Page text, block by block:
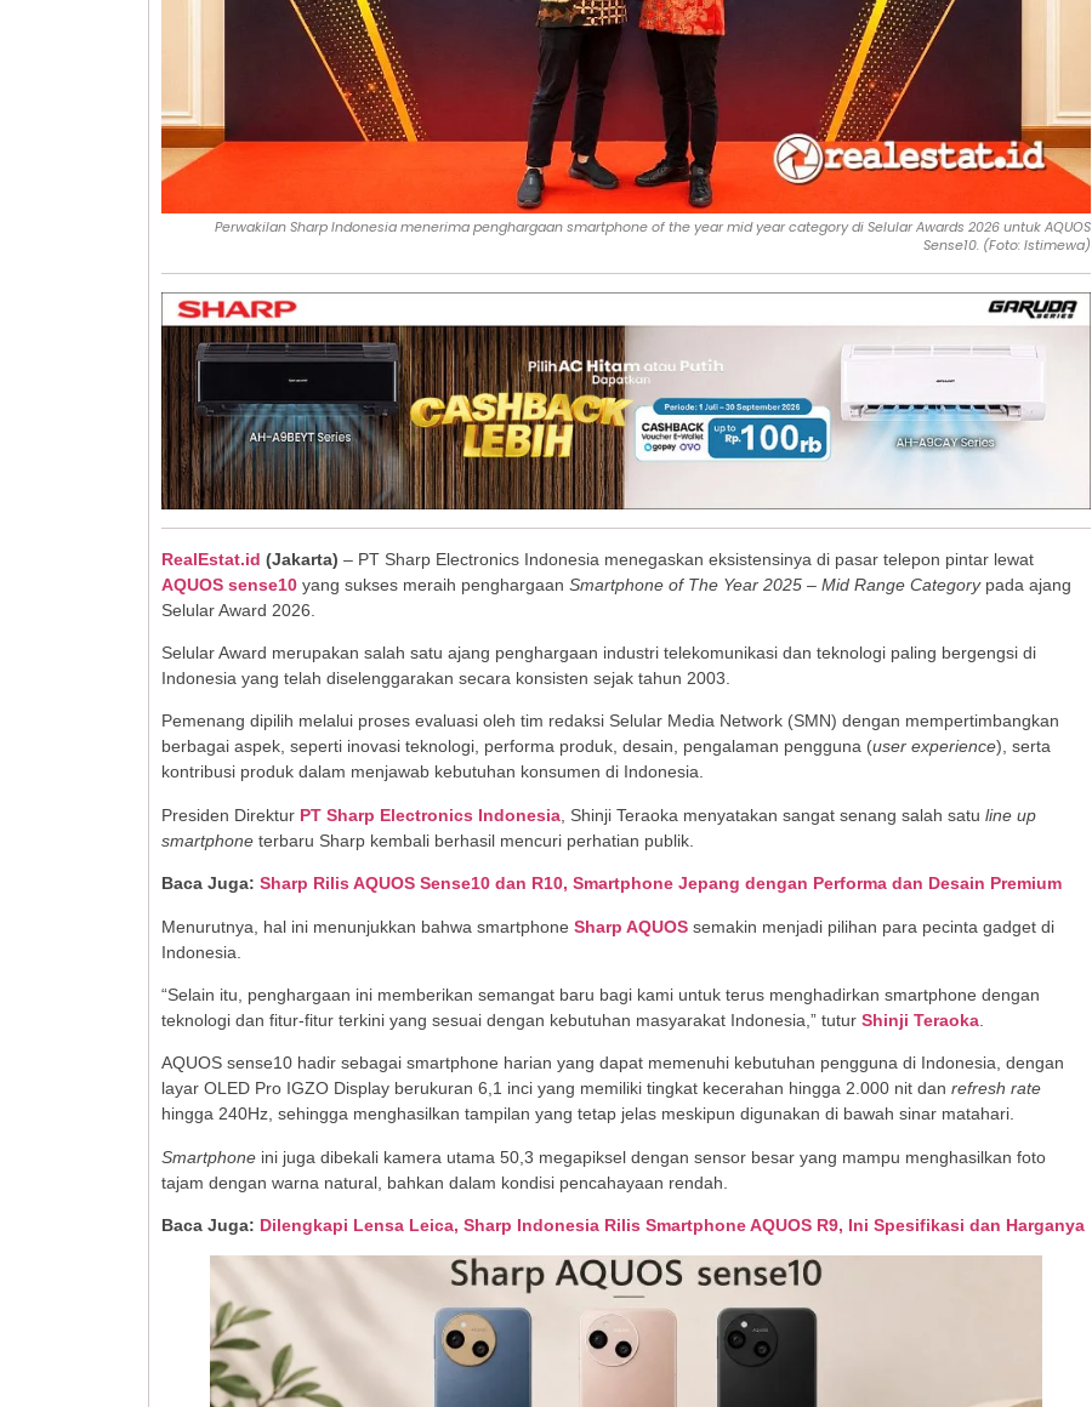
Perwakilan Sharp Indonesia menerima penghargaan smartphone of the year mid year category di Selular Awards 2026 untuk AQUOS
Sense10. (Foto: Istimewa)
RealEstat.id (Jakarta) – PT Sharp Electronics Indonesia menegaskan eksistensinya di pasar telepon pintar lewat
AQUOS sense10 yang sukses meraih penghargaan Smartphone of The Year 2025 – Mid Range Categorypada ajang
Selular Award 2026.
Selular Award merupakan salah satu ajang penghargaan industri telekomunikasi dan teknologi paling bergengsi di
Indonesia yang telah diselenggarakan secara konsisten sejak tahun 2003.
Pemenang dipilih melalui proses evaluasi oleh tim redaksi Selular Media Network (SMN) dengan mempertimbangkan
berbagai aspek, seperti inovasi teknologi, performa produk, desain, pengalaman pengguna (user experience), serta
kontribusi produk dalam menjawab kebutuhan konsumen di Indonesia.
Presiden Direktur PT Sharp Electronics Indonesia , Shinji Teraoka menyatakan sangat senang salah satu line up
smartphone terbaru Sharp kembali berhasil mencuri perhatian publik.
Baca Juga: Sharp Rilis AQUOS Sense10 dan R10, Smartphone Jepang dengan Performa dan Desain Premium
Menurutnya, hal ini menunjukkan bahwa smartphone Sharp AQUOS semakin menjadi pilihan para pecinta gadget di
Indonesia.
“Selain itu, penghargaan ini memberikan semangat baru bagi kami untuk terus menghadirkan smartphone dengan
teknologi dan fitur-fitur terkini yang sesuai dengan kebutuhan masyarakat Indonesia,” tutur Shinji Teraoka
AQUOS sense10 hadir sebagai smartphone harian yang dapat memenuhi kebutuhan pengguna di Indonesia, dengan
layar OLED Pro IGZO Display berukuran 6,1 inci yang memiliki tingkat kecerahan hingga 2.000 nit dan refresh rate
hingga 240Hz, sehingga menghasilkan tampilan yang tetap jelas meskipun digunakan di bawah sinar matahari.
Smartphone ini juga dibekali kamera utama 50,3 megapiksel dengan sensor besar yang mampu menghasilkan foto
tajam dengan warna natural, bahkan dalam kondisi pencahayaan rendah.
Baca Juga: Dilengkapi Lensa Leica, Sharp Indonesia Rilis Smartphone AQUOS R9, Ini Spesifikasi dan Harganya